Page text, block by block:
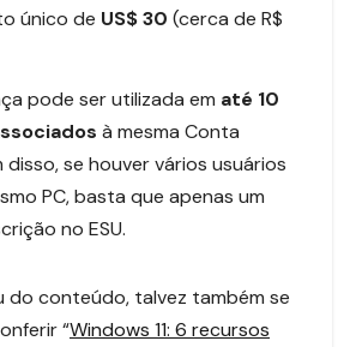
único de US$ 30 (cerca de R$
pode ser utilizada em até 10
à mesma Conta
se houver vários usuários
PC, basta que apenas um
no ESU.
do conteúdo, talvez também se
“Windows 11: 6 recursos